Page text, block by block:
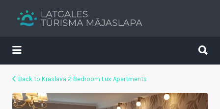
Tavs brīvdienu ceļvedis
Search
for:
for:
Back to Kraslava 2 Bedroom Lux Apartments